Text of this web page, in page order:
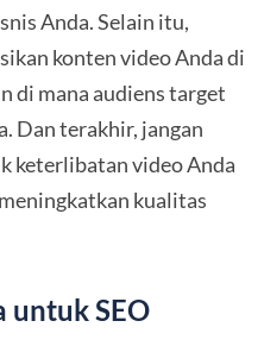
Anda. Selain itu,
konten video Anda di
di mana audiens target
Dan terakhir, jangan
keterlibatan video Anda
kualitas
untuk SEO